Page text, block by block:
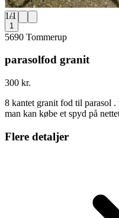
1/1
1
5690 Tommerup
parasolfod granit
300 kr.
8 kantet granit fod til parasol
man kan købe et spyd på
Flere detaljer